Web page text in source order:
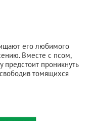
его любимого
Вместе с псом,
проникнуть
томящихся